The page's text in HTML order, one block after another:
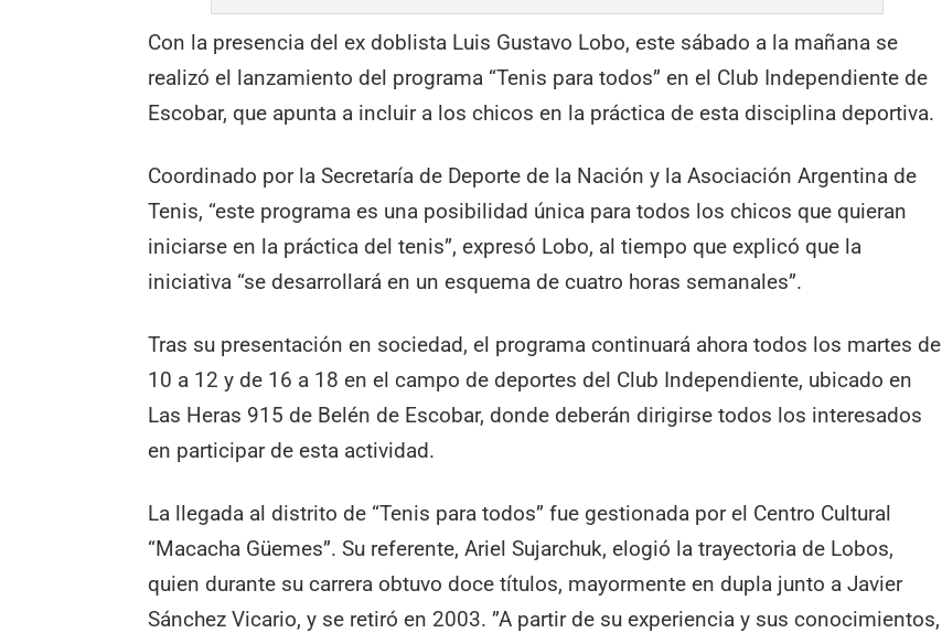
Con la presencia del ex doblista Luis Gustavo Lobo, este sábado a la mañana se
realizó el lanzamiento del programa “Tenis para todos” en el Club Independiente de
Escobar, que apunta a incluir a los chicos en la práctica de esta disciplina deportiva.
Coordinado por la Secretaría de Deporte de la Nación y la Asociación Argentina de
Tenis, “este programa es una posibilidad única para todos los chicos que quieran
iniciarse en la práctica del tenis”, expresó Lobo, al tiempo que explicó que la
iniciativa “se desarrollará en un esquema de cuatro horas semanales”.
Tras su presentación en sociedad, el programa continuará ahora todos los martes de
10 a 12 y de 16 a 18 en el campo de deportes del Club Independiente, ubicado en
Las Heras 915 de Belén de Escobar, donde deberán dirigirse todos los interesados
en participar de esta actividad.
La llegada al distrito de “Tenis para todos” fue gestionada por el Centro Cultural
“Macacha Güemes”. Su referente, Ariel Sujarchuk, elogió la trayectoria de Lobos,
quien durante su carrera obtuvo doce títulos, mayormente en dupla junto a Javier
Sánchez Vicario, y se retiró en 2003. ”A partir de su experiencia y sus conocimientos,